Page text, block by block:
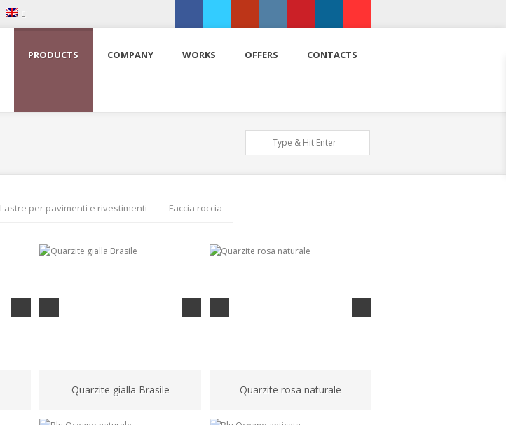
PRODUCTS COMPANY WORKS OFFERS CONTACTS
Lastre per pavimenti e rivestimenti Faccia roccia
Quarzite gialla Brasile Quarzite rosa naturale